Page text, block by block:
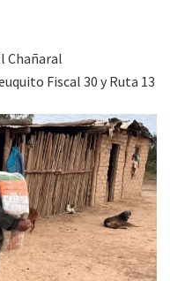
Chañaral
Fiscal 30 y Ruta 13